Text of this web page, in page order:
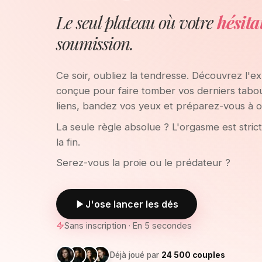
Le seul plateau où votre
soumission.
Ce soir, oubliez la tendresse. Découvrez
conçue pour faire tomber vos derniers
liens, bandez vos yeux et préparez-vous à
La seule règle absolue ? L'orgasme est
la fin.
Serez-vous la proie ou le prédateur ?
J'ose lancer les dés
Sans inscription · En 5 secondes
Déjà joué par 24 500 couples